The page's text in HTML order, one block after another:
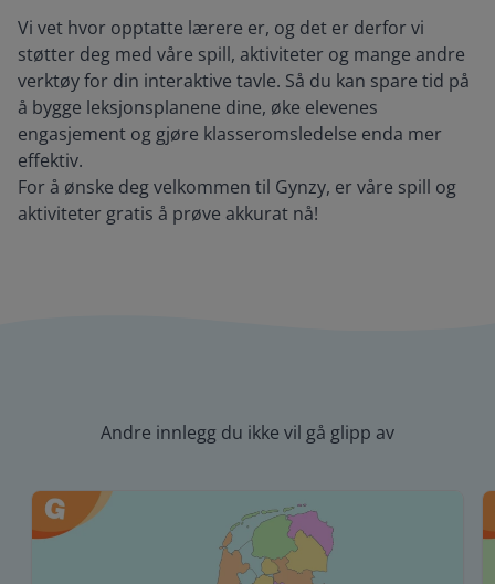
Vi vet hvor opptatte lærere er, og det er derfor vi
støtter deg med våre spill, aktiviteter og mange andre
verktøy for din interaktive tavle. Så du kan spare tid på
å bygge leksjonsplanene dine, øke elevenes
engasjement og gjøre klasseromsledelse enda mer
effektiv.
For å ønske deg velkommen til Gynzy, er våre spill og
aktiviteter gratis å prøve akkurat nå!
Andre innlegg du ikke vil gå glipp av